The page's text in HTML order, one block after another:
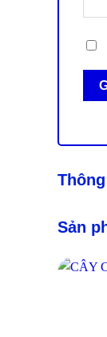
Sản